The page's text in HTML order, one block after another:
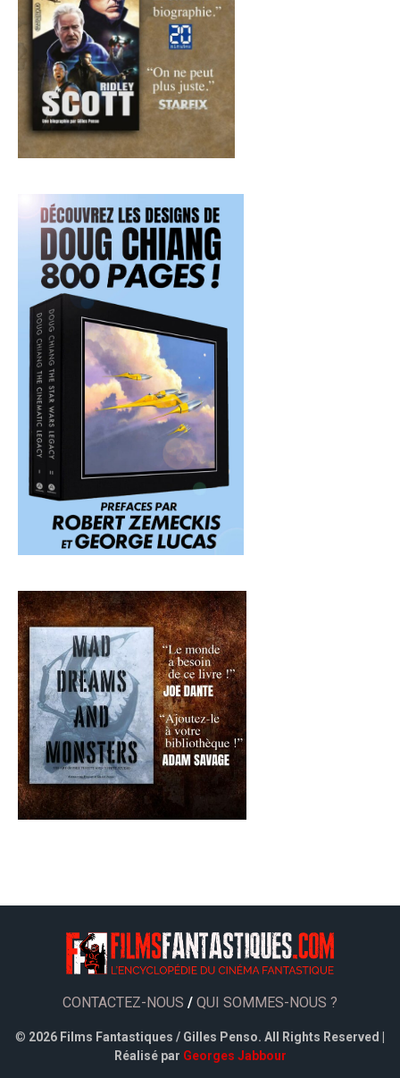
CONTACTEZ-NOUS / QUI SOMMES-NOUS ?
© 2026 Films Fantastiques / Gilles Penso. All Rights Reserved |
Réalisé par Georges Jabbour